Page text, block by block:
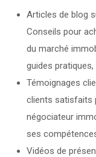
Articles de blog
Conseils pour
du marché
guides
Témoignages
clients satisfaits
négociateur
ses
Vidéos de